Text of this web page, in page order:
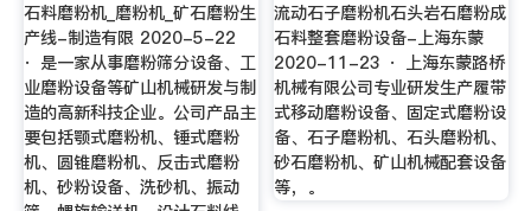
石料磨粉机_磨粉机_矿石磨粉生
产线-制造有限 2020-5-22
· 是一家从事磨粉筛分设备、工
业磨粉设备等矿山机械研发与制
造的高新科技企业。公司产品主
要包括颚式磨粉机、锤式磨粉
机、圆锥磨粉机、反击式磨粉
机、砂粉设备、洗砂机、振动
流动石子磨粉机石头岩石磨粉成
石料整套磨粉设备-上海东蒙
2020-11-23 · 上海东蒙路桥
机械有限公司专业研发生产履带
式移动磨粉设备、固定式磨粉设
备、石子磨粉机、石头磨粉机、
砂石磨粉机、矿山机械配套设备
等，。